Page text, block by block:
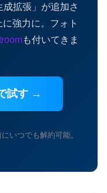
拡張」が追加さ
強力に。フォト
も付いてきま
試す →
いつでも解約可能。